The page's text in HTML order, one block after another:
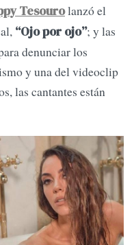
Tesourolanzó el
“Ojo por ojo”; y las
denunciar los
y una del videoclip
las cantantes están